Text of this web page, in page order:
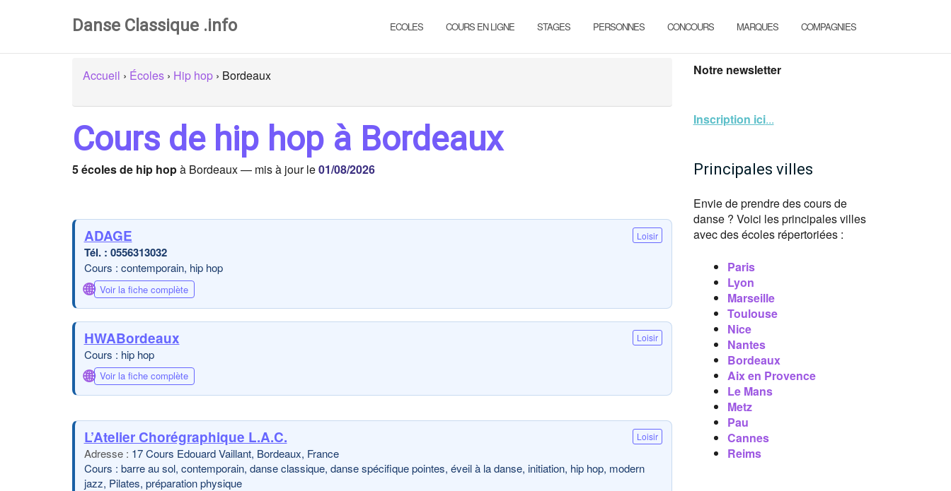
Danse Classique .info ECOLES COURS EN LIGNE STAGES PERSONNES CONCOURS MARQUES COMPAGNIES
Accueil › Écoles › Hip hop › Bordeaux
Cours de hip hop à Bordeaux
5 écoles de hip hopà Bordeaux — mis à jour le01/08/2026
ADAGE Loisir
0556313032
Cours : contemporain, hip hop
🌐 Voir la fiche complète
HWABordeaux Loisir
Cours : hip hop
🌐 Voir la fiche complète
L’Atelier Chorégraphique L.A.C. Loisir
17 Cours Edouard Vaillant, Bordeaux, France
Cours : barre au sol, contemporain, danse classique, danse spécifique pointes, éveil à la danse, initiation, hip hop, modern
jazz, Pilates, préparation physique
Notre newsletter
Inscription ici...
Principales villes
Envie de prendre des cours de
danse ? Voici les principales villes
avec des écoles répertoriées :
Paris
Lyon
Marseille
Toulouse
Nice
Nantes
Bordeaux
Aix en Provence
Le Mans
Metz
Pau
Cannes
Reims